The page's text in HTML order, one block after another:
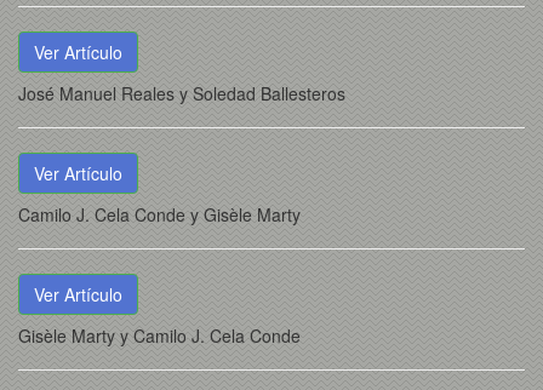
Ver Artículo
José Manuel Reales y Soledad Ballesteros
Ver Artículo
Camilo J. Cela Conde y Gisèle Marty
Ver Artículo
Gisèle Marty y Camilo J. Cela Conde